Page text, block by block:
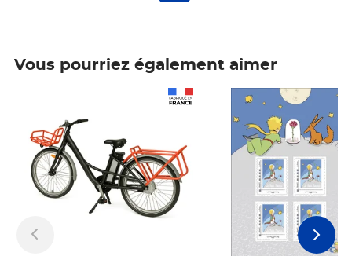
Vous pourriez également aimer
Prix 7,50€